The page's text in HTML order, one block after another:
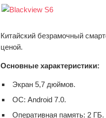
Китайский безрамочный
ценой.
Основные характеристики:
Экран 5,7 дюймов.
ОС: Android 7.0.
Оперативная память: 2 ГБ.